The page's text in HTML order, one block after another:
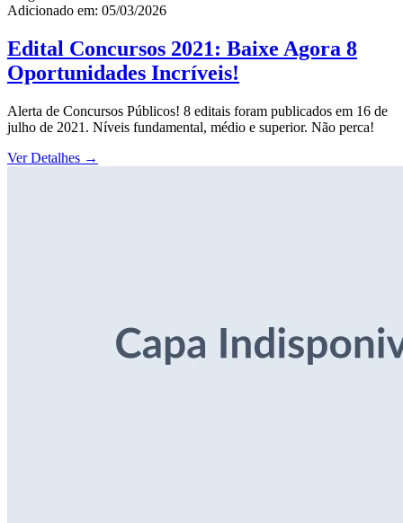
Adicionado em: 05/03/2026
Edital Concursos 2021: Baixe Agora 8
Oportunidades Incríveis!
Alerta de Concursos Públicos! 8 editais foram publicados em 16 de
julho de 2021. Níveis fundamental, médio e superior. Não perca!
Ver Detalhes →